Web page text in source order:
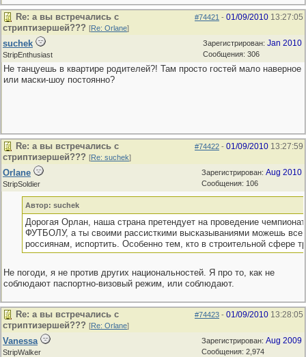
#74421 - 01/09/2010 13:27:05
Re: а вы встречались с
стриптизершей??? [Re: Orlane]
Зарегистрирован: Jan 2010
Сообщения: 306
suchek
StripEnthusiast
Не танцуешь в квартире родителей?! Там просто гостей мало наверное
или маски-шоу постоянно?
#74422 - 01/09/2010 13:27:59
Re: а вы встречались с
стриптизершей??? [Re: suchek]
Зарегистрирован: Aug 2010
Сообщения: 106
Orlane
StripSoldier
Автор: suchek
Дорогая Орлан, наша страна претендует на проведение
ФУТБОЛУ, а ты своими рассисткими высказываниями можешь все
россиянам, испортить. Особенно тем, кто в строительной сфере
Не погоди, я не против других национальностей. Я про то, как не
соблюдают паспортно-визовый режим, или соблюдают.
#74423 - 01/09/2010 13:28:05
Re: а вы встречались с
стриптизершей??? [Re: Orlane]
Зарегистрирован: Aug 2009
Сообщения: 2,974
Vanessa
StripWalker